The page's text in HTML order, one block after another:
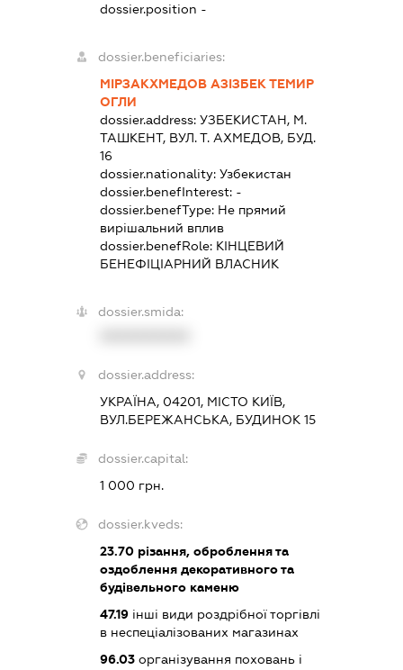
dossier.position -
dossier.beneficiaries:
МІРЗАКХМЕДОВ АЗІЗБЕК ТЕМИР
ОГЛИ
dossier.address:УЗБЕКИСТАН, М.
ТАШКЕНТ, ВУЛ. Т. АХМЕДОВ, БУД.
16
dossier.nationality:Узбекистан
dossier.benefInterest: -
dossier.benefType: Не прямий
вирішальний вплив
dossier.benefRole: КІНЦЕВИЙ
БЕНЕФІЦІАРНИЙ ВЛАСНИК
dossier.smida:
dossier.address:
УКРАЇНА, 04201, МІСТО КИЇВ,
ВУЛ.БЕРЕЖАНСЬКА, БУДИНОК 15
dossier.capital:
1 000 грн.
dossier.kveds:
23.70 різання, оброблення та
оздоблення декоративного та
будівельного каменю
47.19 інші види роздрібної торгівлі
в неспеціалізованих магазинах
96.03 організування поховань і